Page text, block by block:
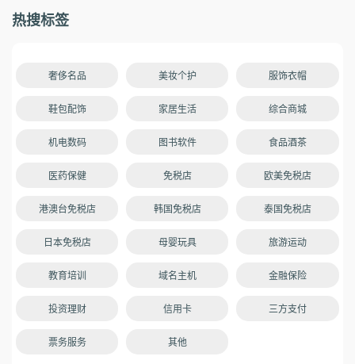
热搜标签
奢侈名品 美妆个护 服饰衣帽
鞋包配饰 家居生活 综合商城
机电数码 图书软件 食品酒茶
医药保健 免税店 欧美免税店
港澳台免税店 韩国免税店 泰国免税店
日本免税店 母婴玩具 旅游运动
教育培训 域名主机 金融保险
投资理财 信用卡 三方支付
票务服务 其他